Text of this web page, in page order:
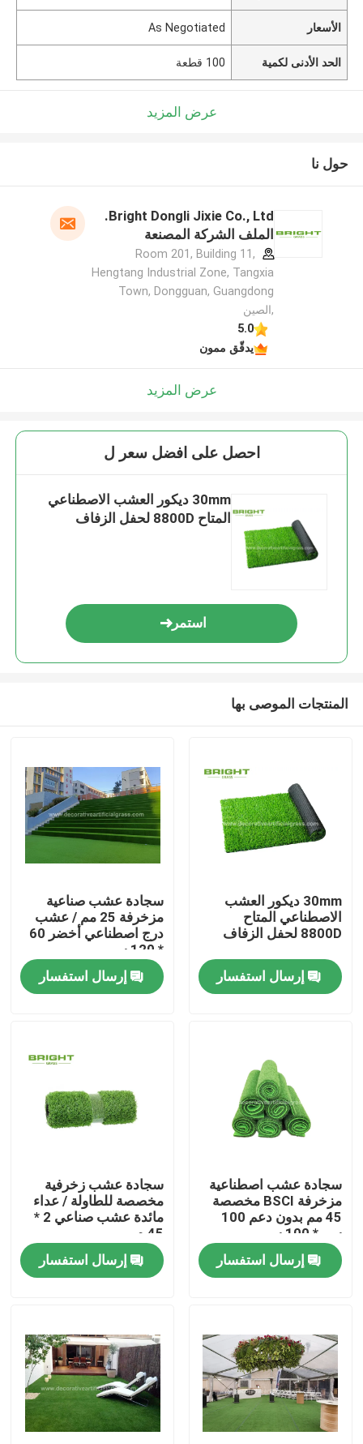
مسكن
معلومات عنا
جولة في المعمل
مراقبة الجودة
اتصل بنا
أخبار
حالات
اطلب اقتباس
عشب صناعي للديكور
الأسعار As Negotiated
الحد الأدنى لكمية 100 قطعة
عرض المزيد
حول نا
Bright Dongli Jixie Co., Ltd.
الملف الشركة المصنعة
Room 201, Building 11,
Hengtang Industrial Zone, Tangxia
Town, Dongguan, Guangdong
,الصين
5.0
يدقّق ممون
عرض المزيد
احصل على افضل سعر ل
30mm ديكور العشب الاصطناعي
المتاح 8800D لحفل الزفاف
استمر
المنتجات الموصى بها
30mm ديكور العشب
الاصطناعي المتاح
8800D لحفل الزفاف
إرسال استفسار
سجادة عشب صناعية
مزخرفة 25 مم / عشب
درج اصطناعي أخضر 60
* 120 سم
إرسال استفسار
سجادة عشب اصطناعية
مزخرفة BSCI مخصصة
45 مم بدون دعم 100
سم * 100 سم
إرسال استفسار
سجادة عشب زخرفية
مخصصة للطاولة / عداء
مائدة عشب صناعي 2 *
45 م
إرسال استفسار